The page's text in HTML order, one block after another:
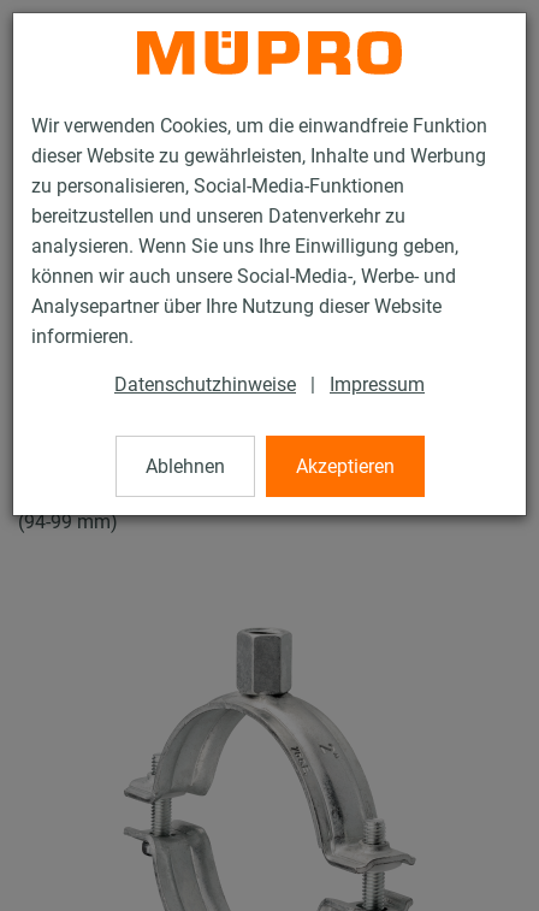
Wir verwenden Cookies, um die einwandfreie Funktion
dieser Website zu gewährleisten, Inhalte und Werbung
zu personalisieren, Social-Media-Funktionen
bereitzustellen und unseren Datenverkehr zu
analysieren. Wenn Sie uns Ihre Einwilligung geben,
können wir auch unsere Social-Media-, Werbe- und
Analysepartner über Ihre Nutzung dieser Website
informieren.
Datenschutzhinweise | Impressum
Ablehnen Akzeptieren
Kontakt
Produkte Befestigungstechnik
Edelstahlprodukte
Edelstahl-Rohrschellen
Schraubrohrschellen
Schraubrohrschellen
V2A Schraubrohrschelle ohne Einlage, M8/M10, 98 mm
(94-99 mm)